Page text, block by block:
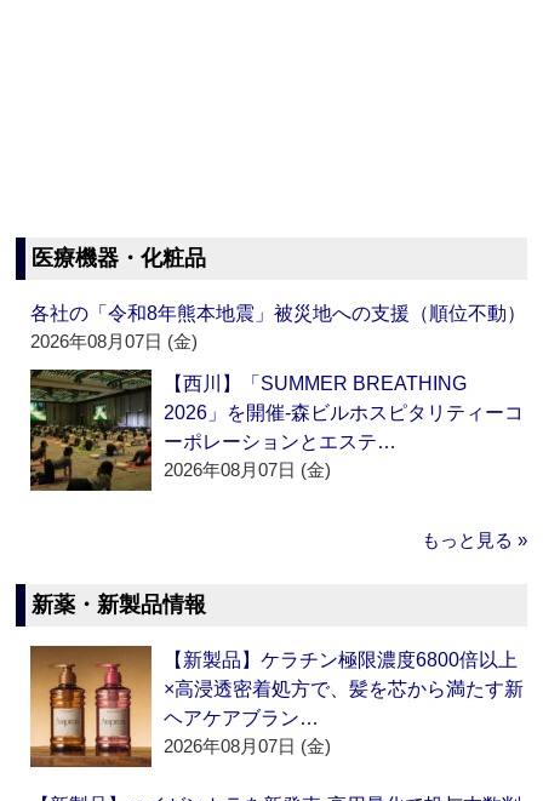
医療機器・化粧品
各社の「令和8年熊本地震」被災地への支援（順位不動）
2026年08月07日 (金)
【西川】「SUMMER BREATHING
2026」を開催‐森ビルホスピタリティーコ
ーポレーションとエステ…
2026年08月07日 (金)
もっと見る »
新薬・新製品情報
【新製品】ケラチン極限濃度6800倍以上
×高浸透密着処方で、髪を芯から満たす新
ヘアケアブラン…
2026年08月07日 (金)